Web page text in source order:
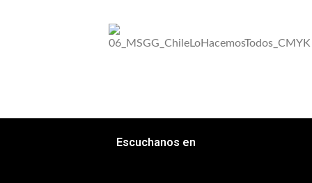
Escuchanos en